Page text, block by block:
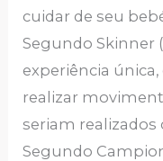
cuidar de seu
Segundo Skinner
experiência
realizar
seriam realizados
Segundo